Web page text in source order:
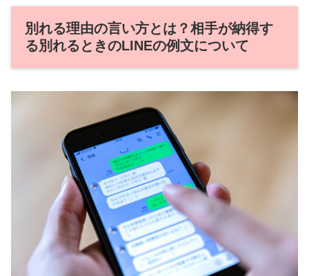
別れる理由の言い方とは？相手が納得す
る別れるときのLINEの例文について